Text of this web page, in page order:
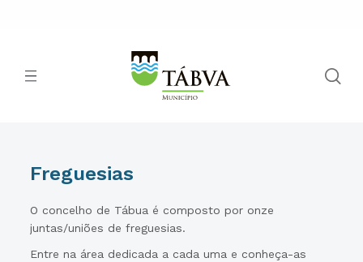
Freguesias
O concelho de Tábua é composto por onze
juntas/uniões de freguesias.
Entre na área dedicada a cada uma e conheça-as